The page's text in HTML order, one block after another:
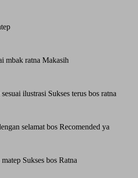
mbak ratna Makasih
ilustrasi Sukses terus bos ratna
selamat bos Recomended ya
Sukses bos Ratna